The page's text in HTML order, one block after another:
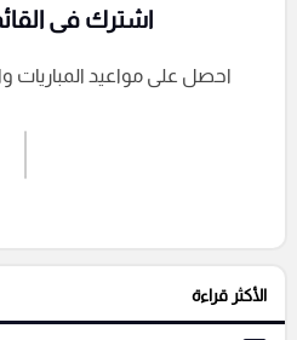
إرسال
التعليقات السابقة
اشترك فى
احصل على مواعيد المباريات
الأكثر قراءة